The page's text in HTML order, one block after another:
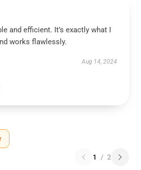
and efficient. It’s exactly what I
works flawlessly.
Aug 14, 2024
1 / 2